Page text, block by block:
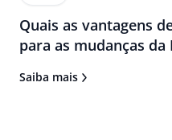
Quais as vantagens
para as mudanças
Saiba mais